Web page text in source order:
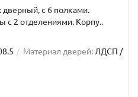
с 6 полками.
2 отделениями. Корпу..
Материал дверей: ЛДСП /